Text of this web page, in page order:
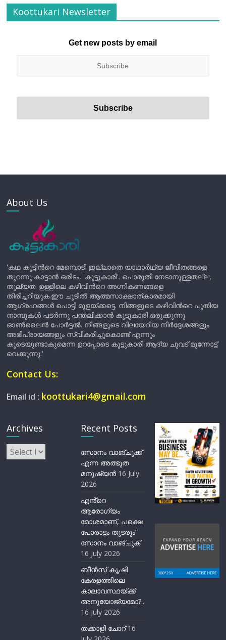
Koottukari Newsletter
Get new posts by email
About Us
'കഥ കൂട്ടിന്‍റെ മേമ്പൊടി ഇല്ലാതെ യാഥാർഥ്യ ജീവിതങ്ങളെ
തുറന്നു കാട്ടാൻ ഒരിടം, 'കൂട്ടുകാരി'. പൊരുതി നേടാനുള്ളതല്ല,
തുല്യത. ഉള്ളിലെ കഴിവിന്‍റെ അഗ്നികണങ്ങളെ
തിരിച്ചറിയുക.ഈ ചൂടിൽ ആത്മസാക്ഷാത്കാരമായി
ആഗ്രഹങ്ങൾ പൊട്ടി മുളയ്ക്കട്ടെ. നിങ്ങളുടെ കഴിവിന്‍റെ പുതിയ
നാമ്പുകൾ പടർന്നു പന്തലിക്കാൻ കൂട്ടുകാരി ഒരുക്കുന്നു
ഓൺലൈൻ പോർട്ടൽ. നിങ്ങളുടെ വിലയേറിയ നിർദ്ദേശങ്ങളും
അഭിപ്രായങ്ങളും സ്വീകരിച്ചുകൊണ്ട് എന്നും
കൂടെയുണ്ടാകുമെന്ന ഉറപ്പോടെ കൂട്ടുകാരി ആദ്യ ചുവട് മുന്നോട്ട്
വെക്കുന്നു.'
Contact Us:
Email id : koottukari4@gmail.com
Archives
Archives
Recent Posts
സോനം വാങ്ചുക്ക്
എന്ന അത്ഭുത
മനുഷ്യന്‍ 16 July
2026
എൻ്റെ
ആരോഗ്യം
മോശമാണ്, പക്ഷെ
പോരാട്ടം തുടരും”
സോനം വാങ്ചുക്
16 July 2026
ബീന്‍സ് കൃഷി
കേരളത്തിലെ
കാലാവസ്ഥയ്ക്ക്
അനുയോജ്യമോ?..
16 July 2026
തക്കാളി ചോറ് 16